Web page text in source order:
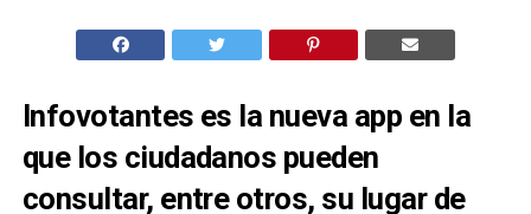
Infovotantes es la nueva app en la
que los ciudadanos pueden
consultar, entre otros, su lugar de